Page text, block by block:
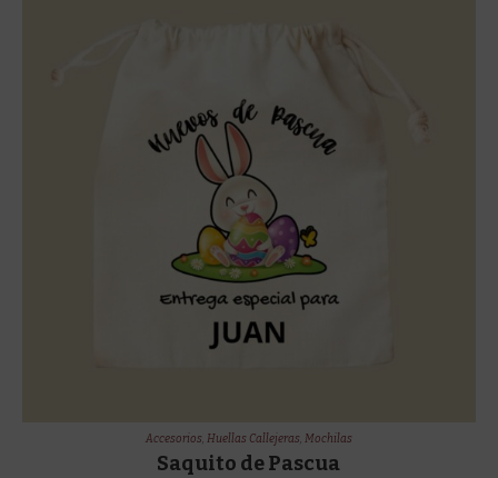
Accesorios, Huellas Callejeras, Mochilas
Saquito de Pascua